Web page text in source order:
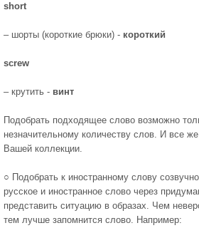
short
– шорты (короткие брюки) - короткий
screw
– крутить - винт
Подобрать подходящее слово возможно
незначительному количеству слов. И все
Вашей коллекции.
○ Подобрать к иностранному слову
русское и иностранное слово через
представить ситуацию в образах. Чем
тем лучше запомнится слово. Например: